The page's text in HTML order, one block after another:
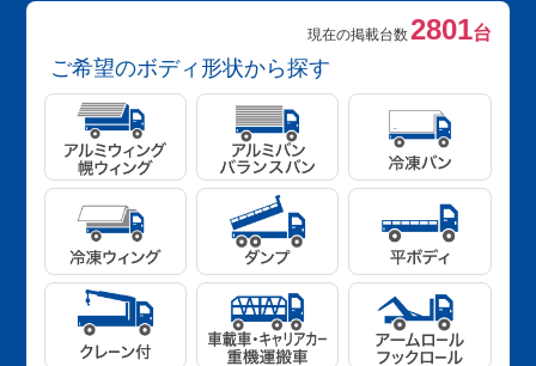
現在の掲載台数2801台
ご希望のボディ形状から探す